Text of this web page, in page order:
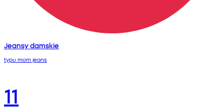
Jeansy damskie
typu mom jeans
11